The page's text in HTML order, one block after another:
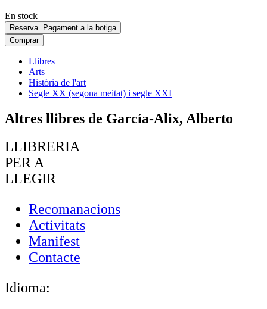
En stock
Reserva. Pagament a la botiga
Comprar
Llibres
Arts
Història de l'art
Segle XX (segona meitat) i segle XXI
Altres llibres de García-Alix, Alberto
LLIBRERIA
PER A
LLEGIR
Recomanacions
Activitats
Manifest
Contacte
Idioma: